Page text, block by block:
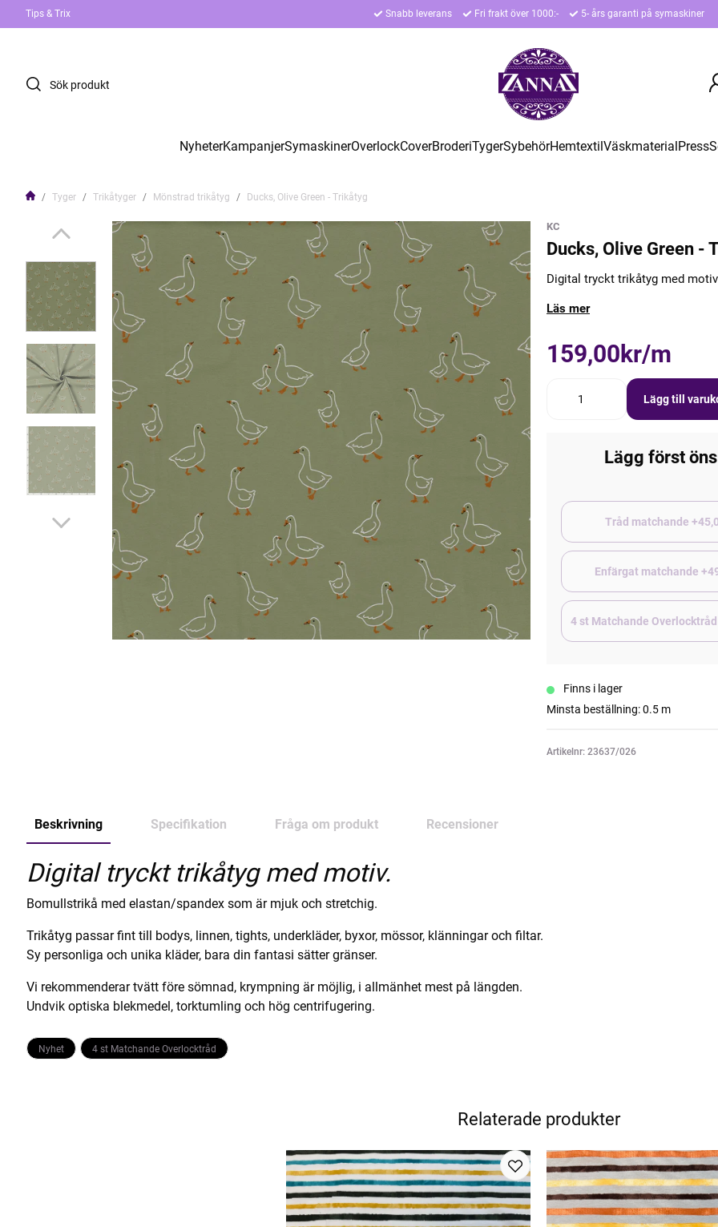
Tips & Trix Snabb leverans Fri frakt över 1000:- 5- års garanti på symaskiner
NyheterKampanjerSymaskinerOverlockCoverBroderiTygerSybehörHemtextilVäskmaterialPress
Tyger Trikåtyger Mönstrad trikåtyg Ducks, Olive Green - Trikåtyg
KC
Ducks, Olive Green -
Digital tryckt trikåtyg med
Läs mer
159,00kr/m
Lägg till
Lägg först
Tråd
Enfärgat matchande
4 st Matchande
Finns i lager
Minsta beställning: 0.5 m
Artikelnr: 23637/026
Beskrivning Specifikation Fråga om produkt Recensioner
Digital tryckt trikåtyg med motiv.
Bomullstrikå med elastan/spandex som är mjuk och stretchig.
Trikåtyg passar fint till bodys, linnen, tights, underkläder, byxor, mössor, klänningar och filtar.
Sy personliga och unika kläder, bara din fantasi sätter gränser.
Vi rekommenderar tvätt före sömnad, krympning är möjlig, i allmänhet mest på längden.
Undvik optiska blekmedel, torktumling och hög centrifugering.
Nyhet 4 st Matchande Overlocktråd
Relaterade produkter